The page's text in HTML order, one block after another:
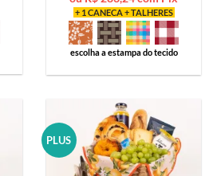
+ 1 CANECA + TALHERES
escolha a estampa do tecido
PLUS